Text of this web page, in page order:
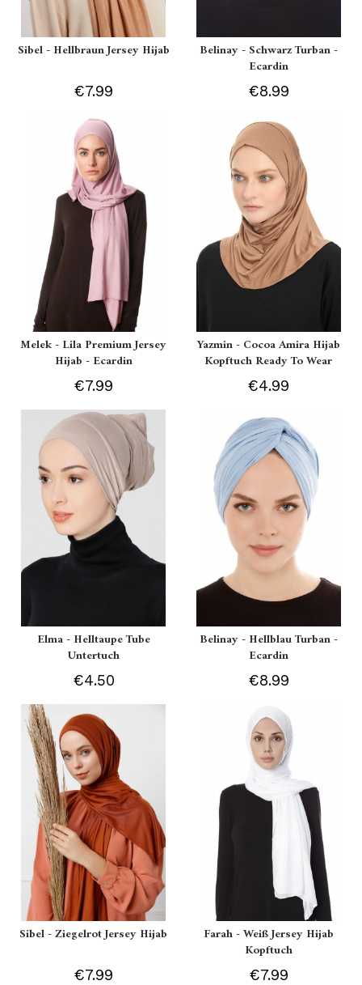
Sibel - Hellbraun Jersey Hijab
€7.99
Belinay - Schwarz Turban -
Ecardin
€8.99
Melek - Lila Premium Jersey
Hijab - Ecardin
€7.99
Yazmin - Cocoa Amira Hijab
Kopftuch Ready To Wear
€4.99
Elma - Helltaupe Tube
Untertuch
€4.50
Belinay - Hellblau Turban -
Ecardin
€8.99
Sibel - Ziegelrot Jersey Hijab
€7.99
Farah - Weiß Jersey Hijab
Kopftuch
€7.99